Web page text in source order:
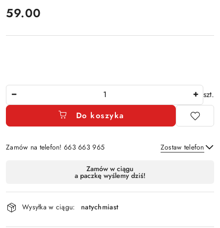
cena:
59.00
szt.
Do koszyka
Zamów na telefon! 663 663 965 Zostaw telefon
Wyślij
dostawa
Zamów w ciągu
a paczkę wyślemy dziś!
Wysyłka w ciągu: natychmiast